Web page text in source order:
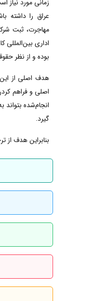
زمانی مورد نیاز
عراق را داشته
مهاجرت، ثبت
اداری بین‌المللی
بوده و از نظر
هدف اصلی از
اصلی و فراهم
انجام‌شده بتواند
گیرد.
بنابراین هدف از